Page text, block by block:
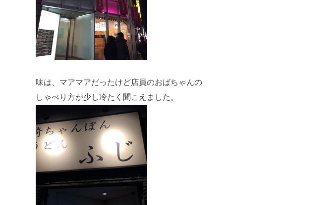
味は、マアマアだったけど店員のおばちゃんの
しゃべり方が少し冷たく聞こえました。